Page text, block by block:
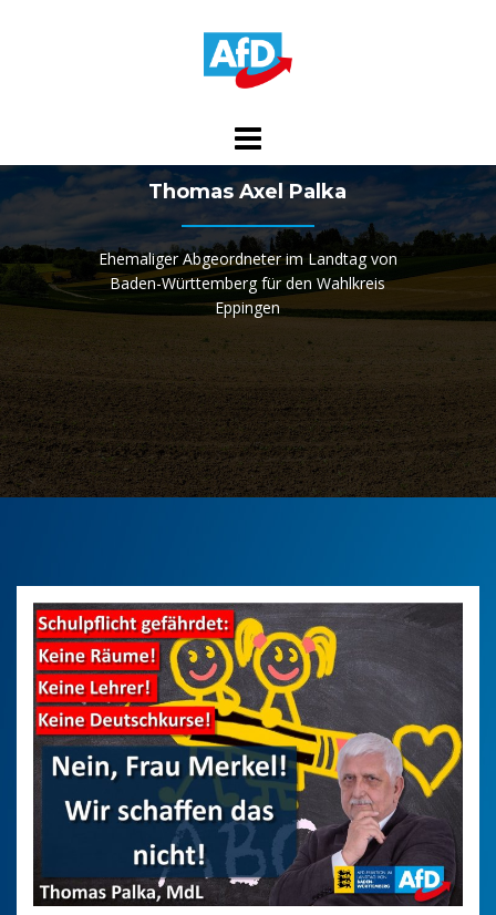
Thomas Axel Palka
Ehemaliger Abgeordneter im Landtag von
Baden-Württemberg für den Wahlkreis
Eppingen